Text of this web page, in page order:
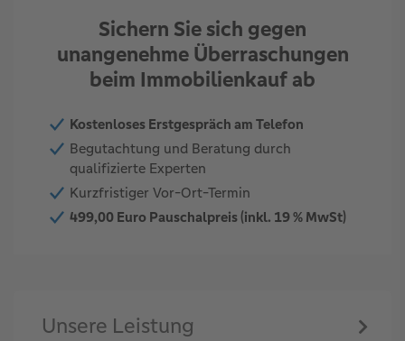
Sichern Sie sich gegen
unangenehme Überraschungen
beim Immobilienkauf ab
Kostenloses Erstgespräch am Telefon
Begutachtung und Beratung durch
qualifizierte Experten
Kurzfristiger Vor-Ort-Termin
499,00 Euro Pauschalpreis (inkl. 19 % MwSt)
Unsere Leistung